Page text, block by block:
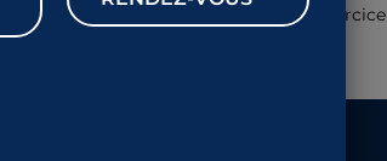
sanguine; faites donc de l’exercice